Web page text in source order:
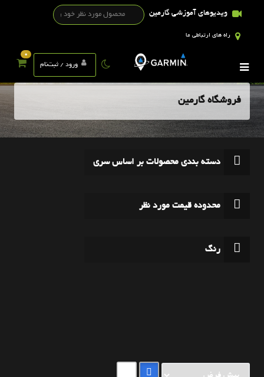
ویدیوهای آموزشی گارمین
راه های ارتباطی ما
ورود / ثبت‌نام
0
فروشگاه گارمین
دسته بندی محصولات بر اساس سری
محدوده قیمت مورد نظر
رنگ